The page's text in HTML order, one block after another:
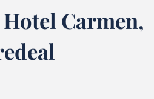
Carmen,